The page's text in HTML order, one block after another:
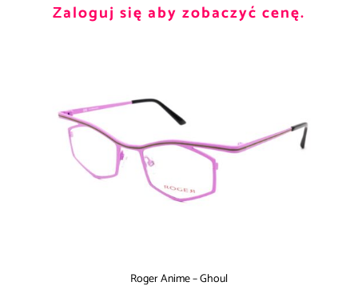
Zaloguj się aby zobaczyć cenę.
Roger Anime – Ghoul